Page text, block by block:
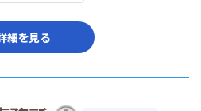
細を見る